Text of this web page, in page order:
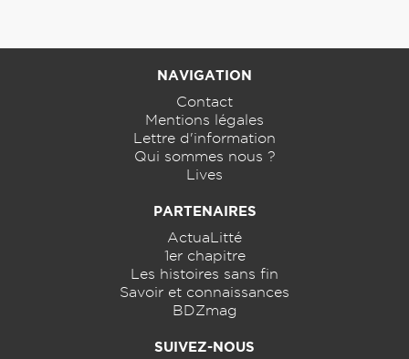
NAVIGATION
Contact
Mentions légales
Lettre d'information
Qui sommes nous ?
Lives
PARTENAIRES
ActuaLitté
1er chapitre
Les histoires sans fin
Savoir et connaissances
BDZmag
SUIVEZ-NOUS